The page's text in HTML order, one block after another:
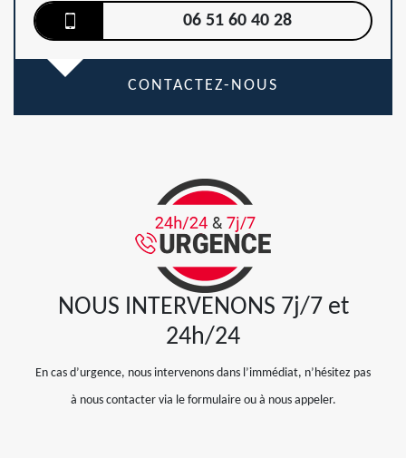
06 51 60 40 28
CONTACTEZ-NOUS
NOUS INTERVENONS 7j/7 et
24h/24
En cas d’urgence, nous intervenons dans l’immédiat, n’hésitez pas
à nous contacter via le formulaire ou à nous appeler.